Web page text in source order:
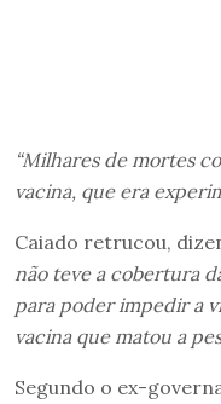
“Milhares de mortes
vacina, que era
Caiado retrucou,
não teve a cobertura
para poder impedir a
vacina que matou a
Segundo o ex-